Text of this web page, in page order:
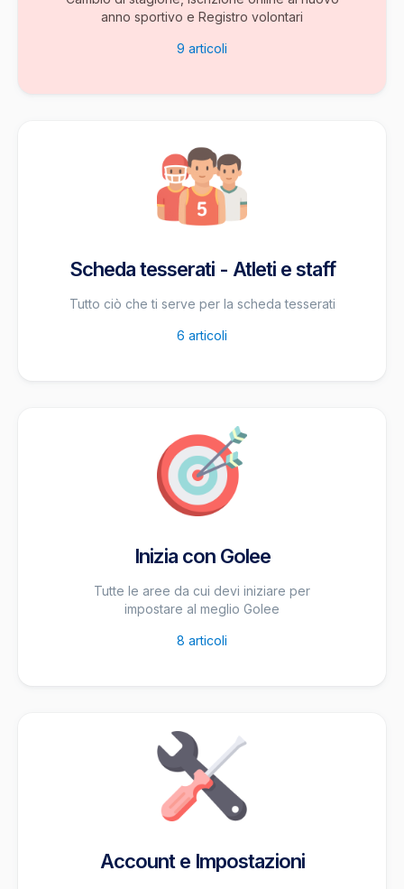
anno sportivo e Registro volontari
9 articoli
Scheda tesserati - Atleti e staff
Tutto ciò che ti serve per la scheda tesserati
6 articoli
Inizia con Golee
Tutte le aree da cui devi iniziare per
impostare al meglio Golee
8 articoli
Account e Impostazioni